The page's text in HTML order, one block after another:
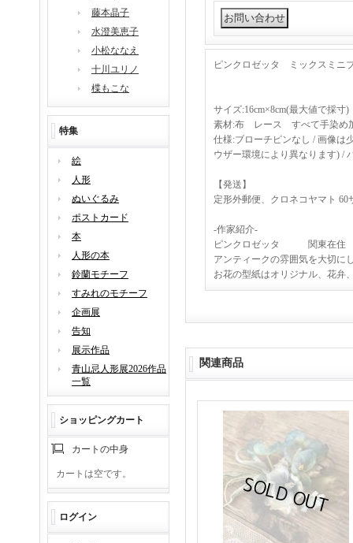
藤本晶子
水澄美恵子
小松ななえ
十川ユリノ
楪もこな
特集
絵
人形
ぬいぐるみ
ポストカード
本
人形の本
鈴蘭モチーフ
すみれのモチーフ
企画展
告知
展示作品
青山忌人形展2026作品
一覧
ショッピングカート
カートの中身
カートは空です。
ログイン
ピンクロゼッタ ミックスミニ
サイズ:16cm×8cm(最大値で採寸)
素材:布 レース すべて手染め
仕様:ブローチピンなし / 画像は
ウザー環境により異なります) /
【発送】
定形外郵便、クロネコヤマト
-作家紹介-
ピンクロゼッタ 関東在住
アンティークの雰囲気を大切に
お花の型紙はオリジナル、花弁
関連商品